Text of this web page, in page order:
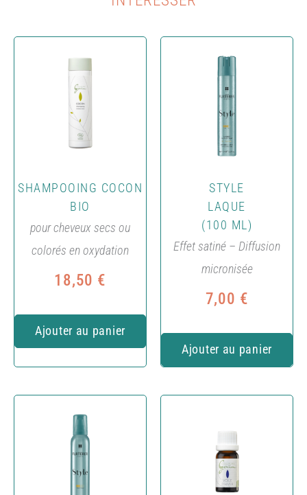
SHAMPOOING COCON
BIO
pour cheveux secs ou
colorés en oxydation
18,50 €
Ajouter au panier
STYLE
LAQUE
(100 ML)
Effet satiné – Diffusion
micronisée
7,00 €
Ajouter au panier